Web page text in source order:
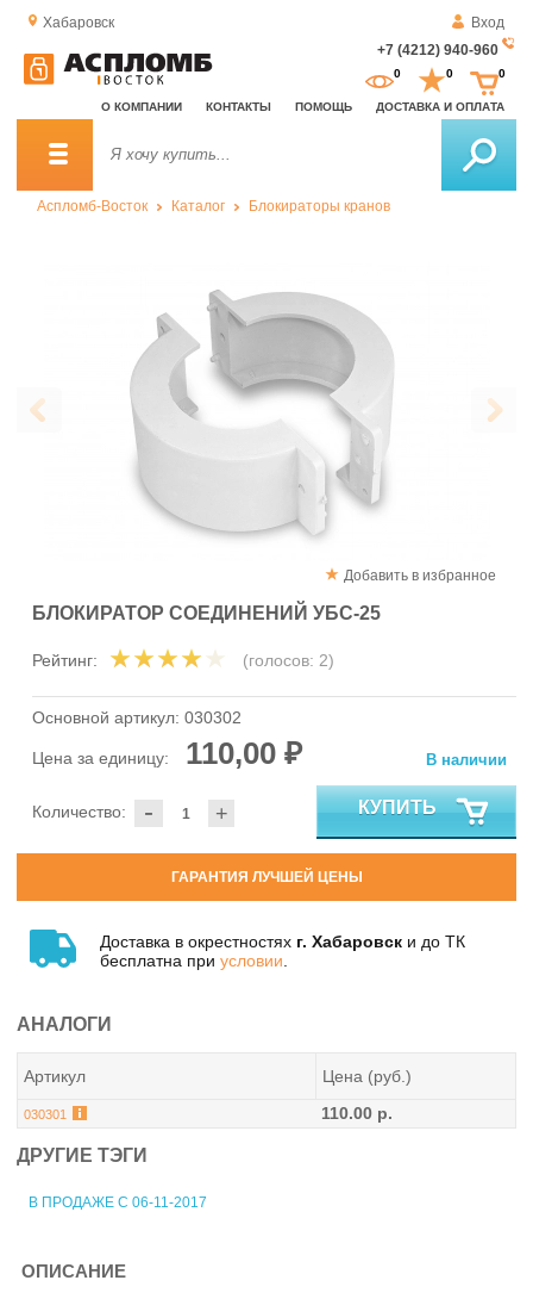
Хабаровск
Вход
+7 (4212) 940-960
О КОМПАНИИ КОНТАКТЫ ПОМОЩЬ ДОСТАВКА И ОПЛАТА
0 0 0
Аспломб-Восток Каталог Блокираторы кранов
Добавить в избранное
БЛОКИРАТОР СОЕДИНЕНИЙ УБС-25
Рейтинг: (голосов: 2)
Основной артикул: 030302
Цена за единицу: 110,00 ₽
- +
Количество:
В наличии
КУПИТЬ
ГАРАНТИЯ ЛУЧШЕЙ ЦЕНЫ
Доставка в окрестностях г. Хабаровск и до ТК
бесплатна при условии
АНАЛОГИ
Артикул Цена (руб.)
030301 110.00 р.
ДРУГИЕ ТЭГИ
В ПРОДАЖЕ С 06-11-2017
ОПИСАНИЕ